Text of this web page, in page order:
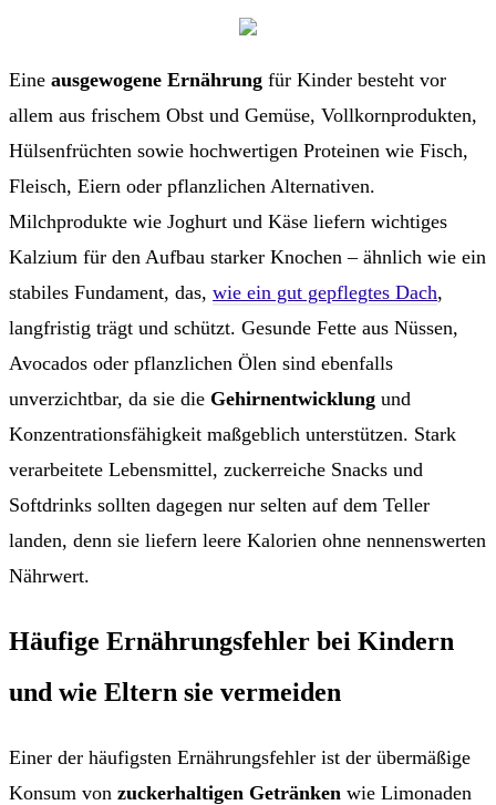
Eine ausgewogene Ernährung für Kinder besteht vor
allem aus frischem Obst und Gemüse, Vollkornprodukten,
Hülsenfrüchten sowie hochwertigen Proteinen wie Fisch,
Fleisch, Eiern oder pflanzlichen Alternativen.
Milchprodukte wie Joghurt und Käse liefern wichtiges
Kalzium für den Aufbau starker Knochen – ähnlich wie ein
stabiles Fundament, das, wie ein gut gepflegtes Dach,
langfristig trägt und schützt. Gesunde Fette aus Nüssen,
Avocados oder pflanzlichen Ölen sind ebenfalls
unverzichtbar, da sie die Gehirnentwicklung und
Konzentrationsfähigkeit maßgeblich unterstützen. Stark
verarbeitete Lebensmittel, zuckerreiche Snacks und
Softdrinks sollten dagegen nur selten auf dem Teller
landen, denn sie liefern leere Kalorien ohne nennenswerten
Nährwert.
Häufige Ernährungsfehler bei Kindern
und wie Eltern sie vermeiden
Einer der häufigsten Ernährungsfehler ist der übermäßige
Konsum von zuckerhaltigen Getränken wie Limonaden